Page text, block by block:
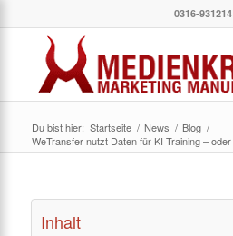
0316-931214
Du bist hier: Startseite / News / Blog /
WeTransfer nutzt Daten für KI Training –
Inhalt